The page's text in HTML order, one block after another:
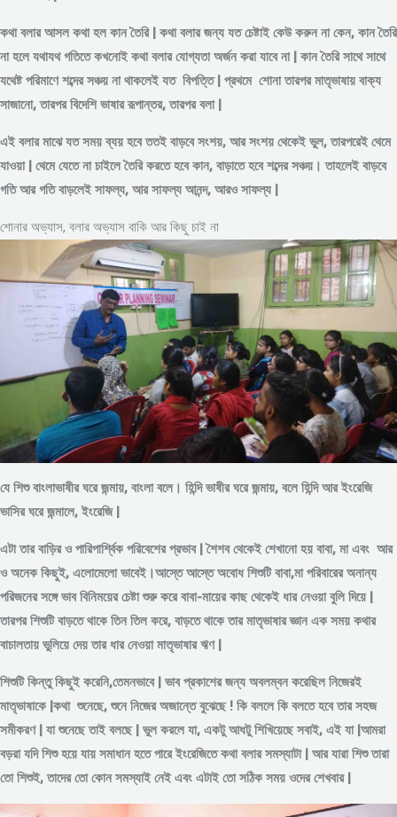
কথা বলার আসল কথা হল কান তৈরি | কথা বলার জন্য যত চেষ্টাই কেউ করুন না কেন, কান তৈরি
না হলে যথাযথ গতিতে কখনোই কথা বলার যোগ্যতা অর্জন করা যাবে না | কান তৈরি সাথে সাথে
যথেষ্ট পরিমাণেশব্দেরসঞ্চয় না থাকলেই যত বিপত্তি | প্রথমে শোনা তারপর মাতৃভাষায় বাক্য
সাজানো, তারপর বিদেশি ভাষার রূপান্তর, তারপর বলা |
এই বলার মাঝে যত সময় ব্যয় হবে ততই বাড়বে সংশয়, আর সংশয় থেকেই ভুল, তারপরেই থেমে
যাওয়া | থেমে যেতে না চাইলে তৈরি করতে হবে কান, বাড়াতে হবে শব্দের সঞ্চয়। তাহলেই বাড়বে
গতি আর গতি বাড়লেই সাফল্য, আর সাফল্য আনন্দ, আরও সাফল্য |
শোনার অভ্যাস, বলার অভ্যাস বাকি আর কিছু চাই না
যে শিশু বাংলাভাষীর ঘরে জন্মায়, বাংলা বলে। হিন্দি ভাষীর ঘরে জন্মায়, বলে হিন্দি আর ইংরেজি
ভাসির ঘরে জন্মালে, ইংরেজি |
এটা তার বাড়ির ও পারিপার্শ্বিক পরিবেশের প্রভাব | শৈশব থেকেই শেখানো হয় বাবা, মা এবং আর
ও অনেক কিছুই, এলোমেলো ভাবেই।আস্তে আস্তে অবোধ শিশুটি বাবা,মা পরিবারের অনান্য
পরিজনের সঙ্গে ভাব বিনিময়ের চেষ্টা শুরু করে বাবা-মায়ের কাছ থেকেই ধার নেওয়া বুলি দিয়ে |
তারপর শিশুটি বাড়তে থাকে তিন তিল করে, বাড়তে থাকে তার মাতৃভাষার জ্ঞান এক সময় কথার
বাচালতায় ভুলিয়ে দেয় তার ধার নেওয়া মাতৃভাষার ঋণ |
শিশুটি কিন্তু কিছুই করেনি,তেমনভাবে | ভাব প্রকাশের জন্য অবলম্বন করেছিল নিজেরই
মাতৃভাষাকে |কথা শুনেছে, শুনে নিজের অজান্তে বুঝেছে ! কি বললে কি বলতে হবে তার সহজ
সমীকরণ | যা শুনেছে তাই বলছে | ভুল করলে যা, একটু আধটু শিখিয়েছে সবাই, এই যা |আমরা
বড়রা যদি শিশু হয়ে যায় সমাধান হতে পারে ইংরেজিতে কথা বলার সমস্যাটা | আর যারা শিশু তারা
তো শিশুই, তাদের তো কোন সমস্যাই নেই এবং এটাই তো সঠিক সময় ওদের শেখবার |